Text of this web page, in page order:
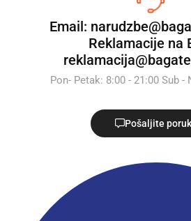
Email:
Reklamacije na
Pon- Petak: 8:00 - 21:00 Sub -
Pošaljite